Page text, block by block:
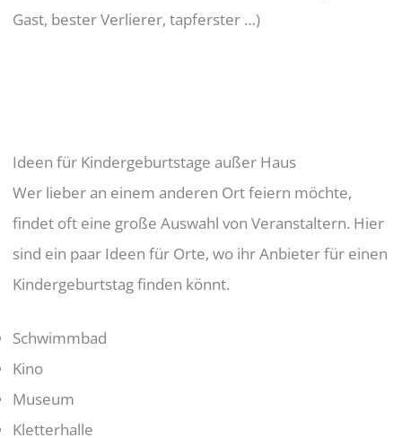
Gast, bester Verlierer, tapferster …)
Ideen für Kindergeburtstage außer Haus
Wer lieber an einem anderen Ort feiern möchte,
findet oft eine große Auswahl von Veranstaltern. Hier
sind ein paar Ideen für Orte, wo ihr Anbieter für einen
Kindergeburtstag finden könnt.
Schwimmbad
Kino
Museum
Kletterhalle